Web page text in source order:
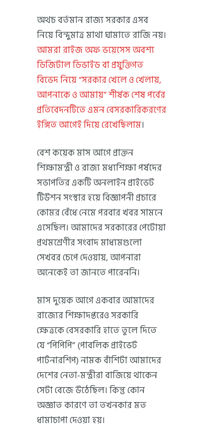
অথচ বর্তমান রাজ্য সরকার এসব
নিয়ে বিন্দুমাত্র মাথা ঘামাতে রাজি নয়।
আমরা রাইজ অফ ভয়েসেস অবশ্য
ডিজিটাল ডিভাইড বা প্রযুক্তিগত
বিভেদ নিয়ে “সরকার খেলে ও খেলায়,
আপনাকে ও আমায়” শীর্ষক শেষ পর্বের
প্রতিবেদনটিতে এমন বেসরকারিকরণের
ইঙ্গিত আগেই দিয়ে রেখেছিলাম।
বেশ কয়েক মাস আগে প্রাক্তন
শিক্ষামন্ত্রী ও রাজ্য মধ্যশিক্ষা পর্ষদের
সভাপতির একটি অনলাইন প্রাইভেট
টিউশন সংস্থার হয়ে বিজ্ঞাপনী প্রচারে
কোমর বেঁধে নেমে পরবার খবর সামনে
এসেছিল। আমাদের সরকারের পেটোয়া
প্রথমশ্রেণীর সংবাদ মাধ্যমগুলো
সেখবর চেপে দেওয়ায়, আপনারা
অনেকেই তা জানতে পারেননি।
মাস দুয়েক আগে একবার আমাদের
রাজ্যের শিক্ষাদপ্তরেও সরকারি
ক্ষেত্রকে বেসরকারি হাতে তুলে দিতে
যে “পিপিপি” (পাবলিক প্রাইভেট
পার্টনারশিপ) নামক বাঁশিটা আমাদের
দেশের নেতা-মন্ত্রীরা বাজিয়ে থাকেন
সেটা বেজে উঠেছিল। কিন্তু কোন
অজ্ঞাত কারণে তা তখনকার মত
ধামাচাপা দেওয়া হয়।